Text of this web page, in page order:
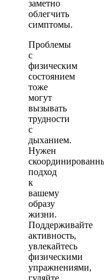
заметно
облегчить
симптомы.
Проблемы
с
физическим
состоянием
тоже
могут
вызывать
трудности
с
дыханием.
Нужен
подход
к
вашему
образу
жизни.
Поддерживайте
активность,
увлекайтесь
физическими
упражнениями,
гуляйте